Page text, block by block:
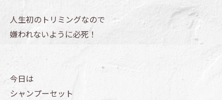
人生初のトリミングなので
嫌われないように必死！
今日は
シャンプーセット